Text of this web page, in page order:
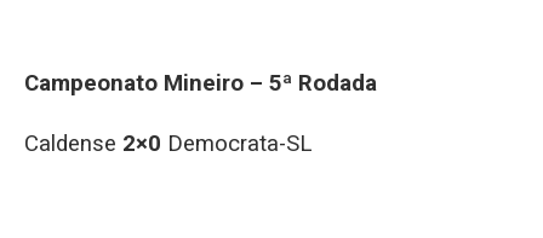
Campeonato Mineiro – 5ª Rodada
Caldense 2×0 Democrata-SL